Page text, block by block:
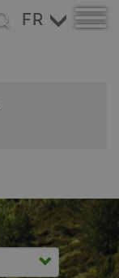
Select
your